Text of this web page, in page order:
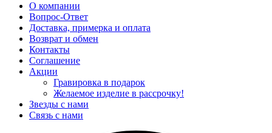
О компании
Вопрос-Ответ
Доставка, примерка и оплата
Возврат и обмен
Контакты
Соглашение
Акции
Гравировка в подарок
Желаемое изделие в рассрочку!
Звезды с нами
Связь с нами